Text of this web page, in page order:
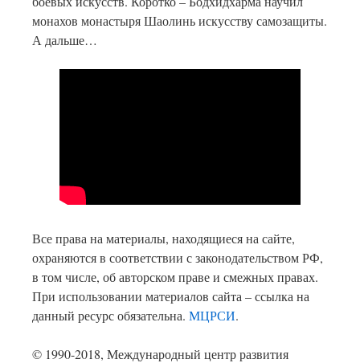
монахов монастыря Шаолинь искусству самозащиты.
А дальше…
Все права на материалы, находящиеся на сайте,
охраняются в соответствии с законодательством РФ,
в том числе, об авторском праве и смежных правах.
При использовании материалов сайта – ссылка на
данный ресурс обязательна. МЦРСИ.
© 1990-2018, Международный центр развития